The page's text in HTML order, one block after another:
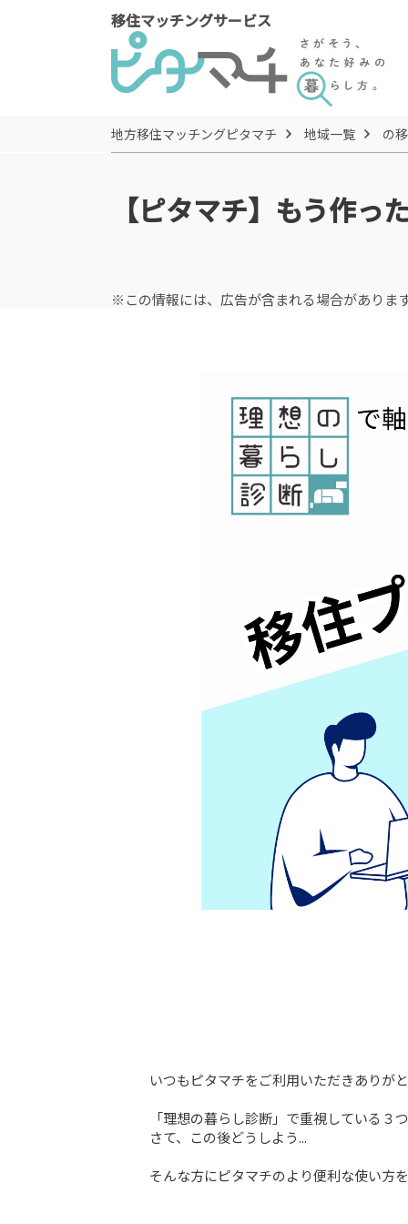
移住マッチングサービス
地方移住マッチングピタマチ 地域一覧 の
【ピタマチ】もう作
※この情報には、広告が含まれる場合がありま
いつもピタマチをご利用いただきありが
「理想の暮らし診断」で重視している
さて、この後どうしよう...
そんな方にピタマチのより便利な使い方